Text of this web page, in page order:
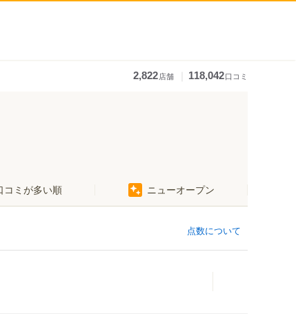
2,822店舗 118,042口コミ
北浦駅
一条橋駅
コミが多い順 ニューオープン
点数について